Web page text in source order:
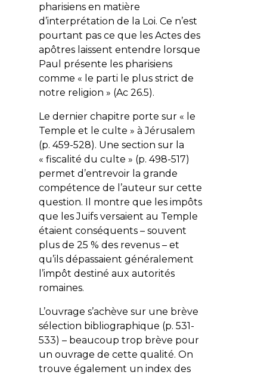
pharisiens en matière
d’interprétation de la Loi. Ce n’est
pourtant pas ce que les Actes des
apôtres laissent entendre lorsque
Paul présente les pharisiens
comme « le parti le plus strict de
notre religion » (Ac 26.5).
Le dernier chapitre porte sur « le
Temple et le culte » à Jérusalem
(p. 459-528). Une section sur la
« fiscalité du culte » (p. 498-517)
permet d’entrevoir la grande
compétence de l’auteur sur cette
question. Il montre que les impôts
que les Juifs versaient au Temple
étaient conséquents – souvent
plus de 25 % des revenus – et
qu’ils dépassaient généralement
l’impôt destiné aux autorités
romaines.
L’ouvrage s’achève sur une brève
sélection bibliographique (p. 531-
533) – beaucoup trop brève pour
un ouvrage de cette qualité. On
trouve également un index des